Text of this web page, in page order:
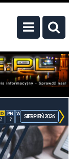
? ? ? ? ? ?
SIERPIEŃ 2026